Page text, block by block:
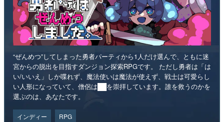
“ぜんめつ”してしまった勇者パーティから1人だけ選んで、ともに迷
宮からの脱出を目指すダンジョン探索RPGです。 ただし勇者は「は
い/いいえ」しか喋れず、魔法使いは魔法が使えず、戦士は可愛らし
い人形になっていて、僧侶は██を崇拝しています。誰を救うのかを
選ぶのは、あなたです。
インディー RPG